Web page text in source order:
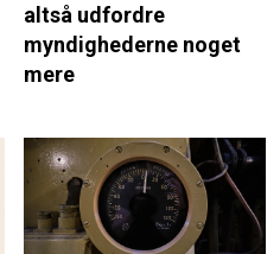
altså udfordre
myndighederne noget
mere